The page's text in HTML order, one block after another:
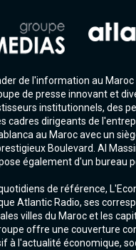
de l'information au Maroc
de presse innovant et
institutionnels, des
cadres dirigeants de
au Maroc avec un
Boulevard. Al
également d'un bureau
de référence,
Atlantic Radio, ses
villes du Maroc et les
offre une couverture
à l'actualité économique,